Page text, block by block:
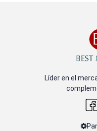
Líder en el